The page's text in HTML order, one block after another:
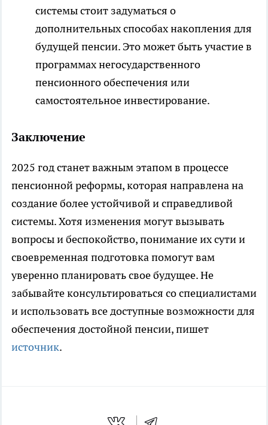
системы стоит задуматься о
дополнительных способах накопления для
будущей пенсии. Это может быть участие в
программах негосударственного
пенсионного обеспечения или
самостоятельное инвестирование.
Заключение
2025 год станет важным этапом в процессе
пенсионной реформы, которая направлена на
создание более устойчивой и справедливой
системы. Хотя изменения могут вызывать
вопросы и беспокойство, понимание их сути и
своевременная подготовка помогут вам
уверенно планировать свое будущее. Не
забывайте консультироваться со специалистами
и использовать все доступные возможности для
обеспечения достойной пенсии, пишет
источник.